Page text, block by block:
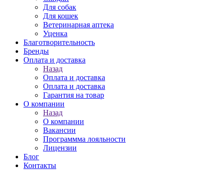
Для собак
Для кошек
Ветеринарная аптека
Уценка
Благотворительность
Бренды
Оплата и доставка
Назад
Оплата и доставка
Оплата и доставка
Гарантия на товар
О компании
Назад
О компании
Вакансии
Программма лояльности
Лицензии
Блог
Контакты